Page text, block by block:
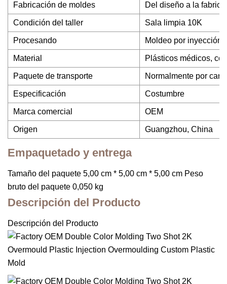
Fabricación de moldes Del diseño a la
Condición del taller Sala limpia 10K
Procesando Moldeo por inyección
Material Plásticos médicos,
Paquete de transporte Normalmente por
Especificación Costumbre
Marca comercial OEM
Origen Guangzhou, China
Empaquetado y entrega
Tamaño del paquete 5,00 cm * 5,00 cm * 5,00 cm Peso
bruto del paquete 0,050 kg
Descripción del Producto
Descripción del Producto